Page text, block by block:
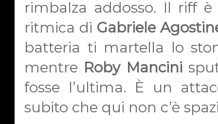
rimbalza addosso. Il riff
ritmica di Gabriele
batteria ti martella lo
mentre Roby Mancini
fosse l’ultima. È un
subito che qui non c’è